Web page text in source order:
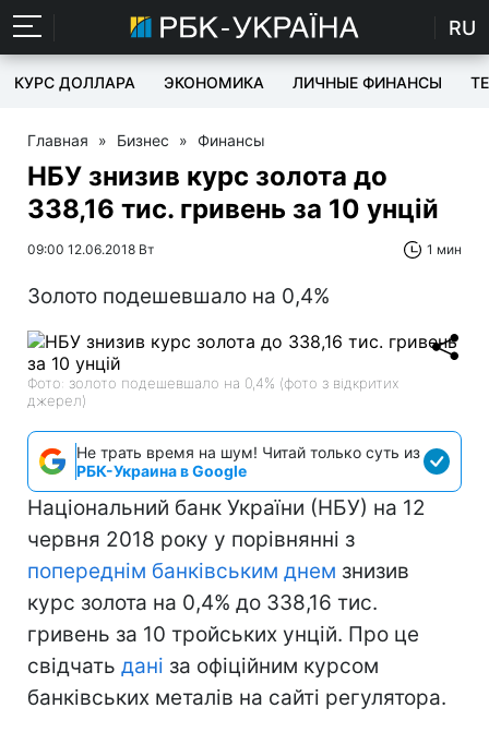
RU
КУРС ДОЛЛАРА ЭКОНОМИКА ЛИЧНЫЕ ФИНАНСЫ
Главная » Бизнес » Финансы
НБУ знизив курс золота до
338,16 тис. гривень за 10 унцій
09:00 12.06.2018 Вт 1 мин
Золото подешевшало на 0,4%
Фото: золото подешевшало на 0,4% (фото з відкритих
джерел)
Не трать время на шум! Читай только суть из
РБК-Украина в Google
Національний банк України (НБУ) на 12
червня 2018 року у порівнянні з
попереднім банківським днем знизив
курс золота на 0,4% до 338,16 тис.
гривень за 10 тройських унцій. Про це
свідчать дані за офіційним курсом
банківських металів на сайті регулятора.